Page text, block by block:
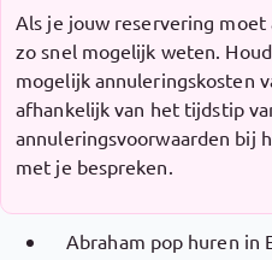
Als je jouw reservering moet
zo snel mogelijk weten.
mogelijk annuleringskosten
afhankelijk van het tijdstip
annuleringsvoorwaarden bij
met je bespreken.
Abraham pop huren in